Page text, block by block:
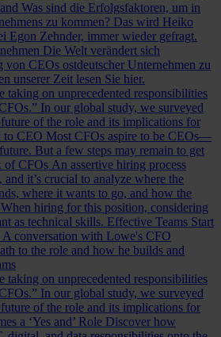
Was sind die Erfolgsfaktoren, um in
zu kommen? Das wird Heiko
Egon Zehnder, immer wieder gefragt.
Die Welt verändert sich
CEOs ostdeutscher Unternehmen zu
unserer Zeit lesen Sie hier.
taking on unprecedented responsibilities
In our global study, we surveyed
of the role and its implications for
to CEO Most CFOs aspire to be CEOs—
But a few steps may remain to get
of CFOs An assertive hiring process
and it’s crucial to analyze where the
where it wants to go, and how the
hiring for this position, considering
as technical skills. Effective Teams Start
A conversation with Lowe's CFO
to the role and how he builds and
taking on unprecedented responsibilities
In our global study, we surveyed
of the role and its implications for
a ‘Yes and’ Role Discover how